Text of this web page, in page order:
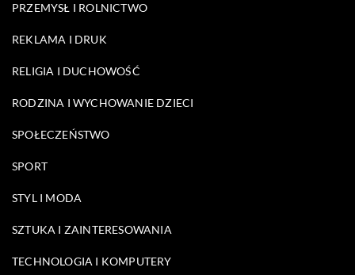
PRZEMYSŁ I ROLNICTWO
REKLAMA I DRUK
RELIGIA I DUCHOWOŚĆ
RODZINA I WYCHOWANIE DZIECI
SPOŁECZEŃSTWO
SPORT
STYL I MODA
SZTUKA I ZAINTERESOWANIA
TECHNOLOGIA I KOMPUTERY